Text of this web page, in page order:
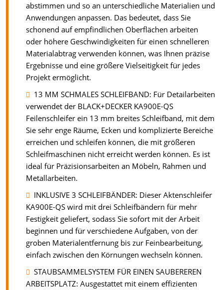
abstimmen und so an unterschiedliche Materialien und
Anwendungen anpassen. Das bedeutet, dass Sie
schonend auf empfindlichen Oberflächen arbeiten
oder höhere Geschwindigkeiten für einen schnelleren
Materialabtrag verwenden können, was Ihnen präzise
Ergebnisse und eine größere Vielseitigkeit für jedes
Projekt ermöglicht.
13 MM SCHMALES SCHLEIFBAND: Für Detailarbeiten
verwendet der BLACK+DECKER KA900E-QS
Feilenschleifer ein 13 mm breites Schleifband, mit dem
Sie sehr enge Räume, Ecken und komplizierte Bereiche
erreichen und schleifen können, die mit größeren
Schleifmaschinen nicht erreicht werden können. Es ist
ideal für Präzisionsarbeiten an Möbeln, Rahmen und
Metallarbeiten.
INKLUSIVE 3 SCHLEIFBÄNDER: Dieser Aktenschleifer
KA900E-QS wird mit drei Schleifbändern für mehr
Festigkeit geliefert, sodass Sie sofort mit der Arbeit
beginnen und für verschiedene Aufgaben, von der
groben Materialentfernung bis zur Feinbearbeitung,
einfach zwischen den Körnungen wechseln können.
STAUBSAMMELSYSTEM FÜR EINEN SAUBEREREN
ARBEITSPLATZ: Ausgestattet mit einem effizienten